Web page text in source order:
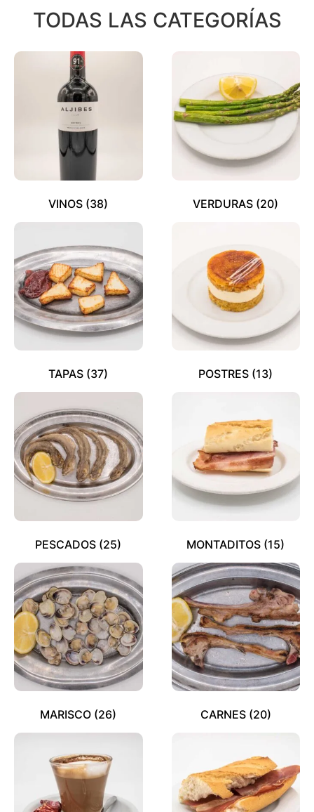
TODAS LAS CATEGORÍAS
VINOS (38) VERDURAS (20)
TAPAS (37) POSTRES (13)
PESCADOS (25) MONTADITOS (15)
MARISCO (26) CARNES (20)